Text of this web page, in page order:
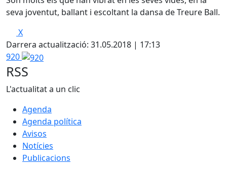
seva joventut, ballant i escoltant la dansa de Treure Ball.
X
Darrera actualització: 31.05.2018 | 17:13
920
RSS
L'actualitat a un clic
Agenda
Agenda política
Avisos
Notícies
Publicacions